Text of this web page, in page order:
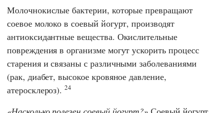
Молочнокислые бактерии, которые превращают
соевое молоко в соевый йогурт, производят
антиоксидантные вещества. Окислительные
повреждения в организме могут ускорить процесс
старения и связаны с различными заболеваниями
(рак, диабет, высокое кровяное давление,
атеросклероз).24